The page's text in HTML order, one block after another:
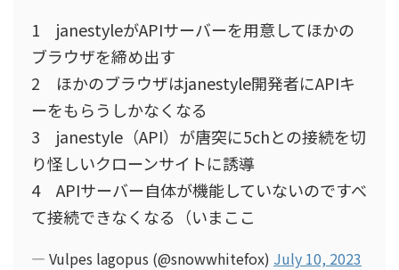
1 janestyleがAPIサーバーを用意してほかの
ブラウザを締め出す
2 ほかのブラウザはjanestyle開発者にAPIキ
ーをもらうしかなくなる
3 janestyle（API）が唐突に5chとの接続を切
り怪しいクローンサイトに誘導
4 APIサーバー自体が機能していないのですべ
て接続できなくなる（いまここ
— Vulpes lagopus (@snowwhitefox) July 10, 2023